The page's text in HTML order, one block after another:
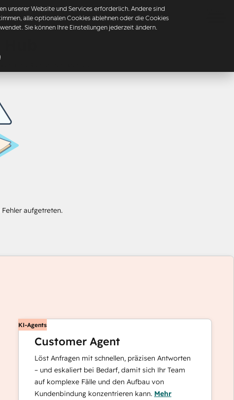
unserer Website und Services erforderlich. Andere sind
alle optionalen Cookies ablehnen oder die Cookies
Sie können Ihre Einstellungen jederzeit ändern.
Customer Journey.
aufgetreten.
VerwendenKI-Agents
Customer Agent
Löst Anfragen mit schnellen, präzisen Antworten
– und eskaliert bei Bedarf, damit sich Ihr Team
auf komplexe Fälle und den Aufbau von
Kundenbindung konzentrieren kann. Mehr